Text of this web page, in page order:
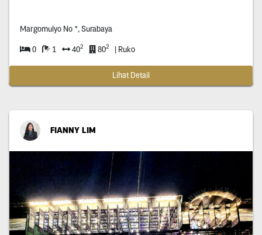
Margomulyo No *, Surabaya
0 1 402 802 | Ruko
Lihat Detail
FIANNY LIM